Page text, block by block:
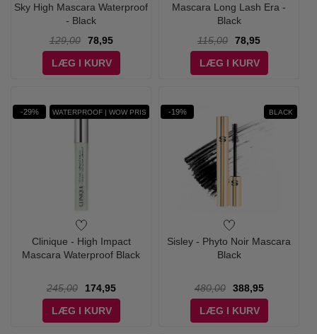
Sky High Mascara Waterproof
- Black
129,00
78,95
LÆG I KURV
Mascara Long Lash Era -
Black
115,00
78,95
LÆG I KURV
-29% WATERPROOF | WOW PRIS
Clinique - High Impact
Mascara Waterproof Black
245,00
174,95
LÆG I KURV
-19% BLACK
Sisley - Phyto Noir Mascara
Black
480,00
388,95
LÆG I KURV